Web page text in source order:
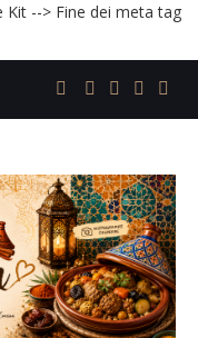
Kit --> Fine dei meta tag